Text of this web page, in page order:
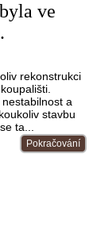
ve
rekonstrukci
a
stavbu
ta...
Pokračování